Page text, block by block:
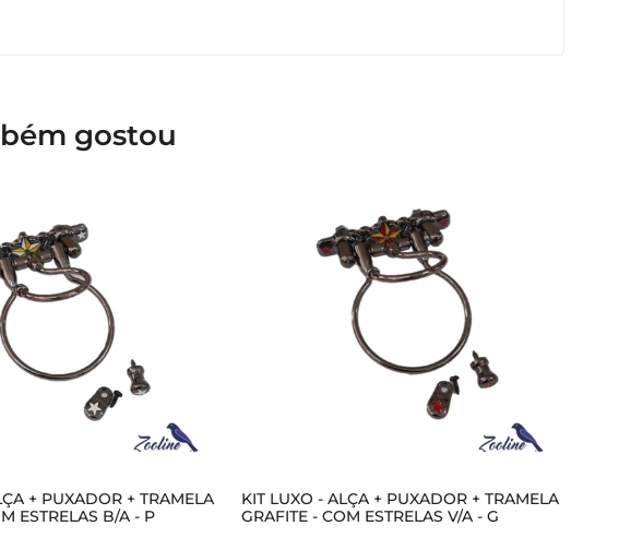
gostou
+ PUXADOR + TRAMELA
ESTRELAS B/A - P
KIT LUXO - ALÇA + PUXADOR + TRAMELA
GRAFITE - COM ESTRELAS V/A - G